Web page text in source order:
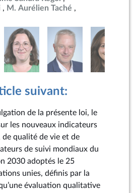
M. Aurélien Taché
suivant:
de la présente loi, le
les nouveaux indicateurs
de qualité de vie et de
de suivi mondiaux du
2030 adoptés le 25
unies, définis par la
évaluation qualitative